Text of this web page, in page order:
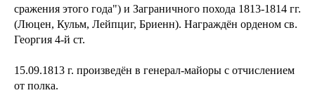
сражения этого года") и Заграничного похода 1813-1814 гг.
(Люцен, Кульм, Лейпциг, Бриенн). Награждён орденом св.
Георгия 4-й ст.
15.09.1813 г. произведён в генерал-майоры с отчислением
от полка.